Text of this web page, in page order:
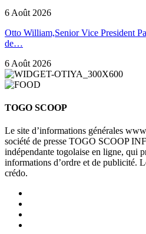
6 Août 2026
Otto William,Senior Vice President
de…
6 Août 2026
TOGO SCOOP
Le site d’informations générales
société de presse TOGO SCOOP
indépendante togolaise en ligne, qui
informations d’ordre et de publicité.
crédo.